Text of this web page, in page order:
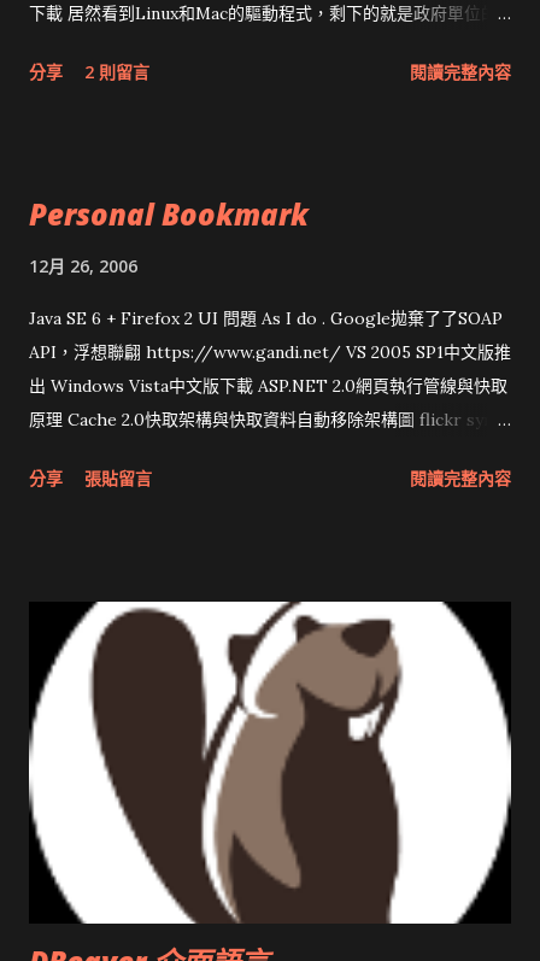
下載 居然看到Linux和Mac的驅動程式，剩下的就是政府單位的
分享 2 則留言 閱讀完整內容
Personal Bookmark
12月 26, 2006
Java SE 6 + Firefox 2 UI 問題 As I do . Google拋棄了了SOAP
API，浮想聯翩 https://www.gandi.net/ VS 2005 SP1中文版推
出 Windows Vista中文版下載 ASP.NET 2.0網頁執行管線與快取
原理 Cache 2.0快取架構與快取資料自動移除架構圖 flickr sync
圖治推動改革 Wait and see 國內某SOC疑遭駭客入侵 大砲開講
分享 張貼留言 閱讀完整內容